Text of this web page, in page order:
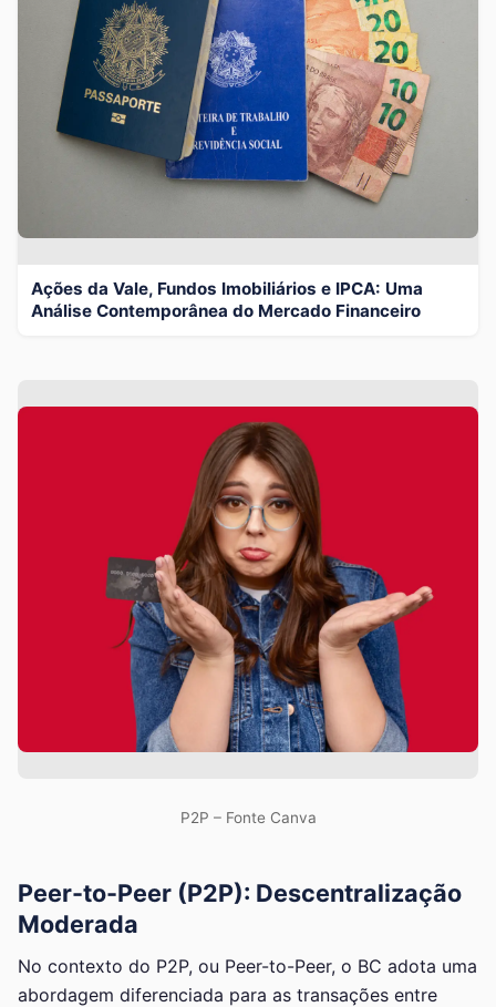
Ações da Vale, Fundos Imobiliários e IPCA: Uma
Análise Contemporânea do Mercado Financeiro
P2P – Fonte Canva
Peer-to-Peer (P2P): Descentralização
Moderada
No contexto do P2P, ou Peer-to-Peer, o BC adota uma
abordagem diferenciada para as transações entre